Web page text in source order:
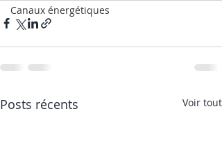
Canaux énergétiques
Posts récents Voir tout